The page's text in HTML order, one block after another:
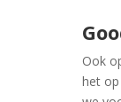
Ook
het op